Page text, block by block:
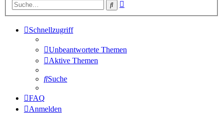
Suche
Schnellzugriff
Unbeantwortete Themen
Aktive Themen
Suche
FAQ
Anmelden